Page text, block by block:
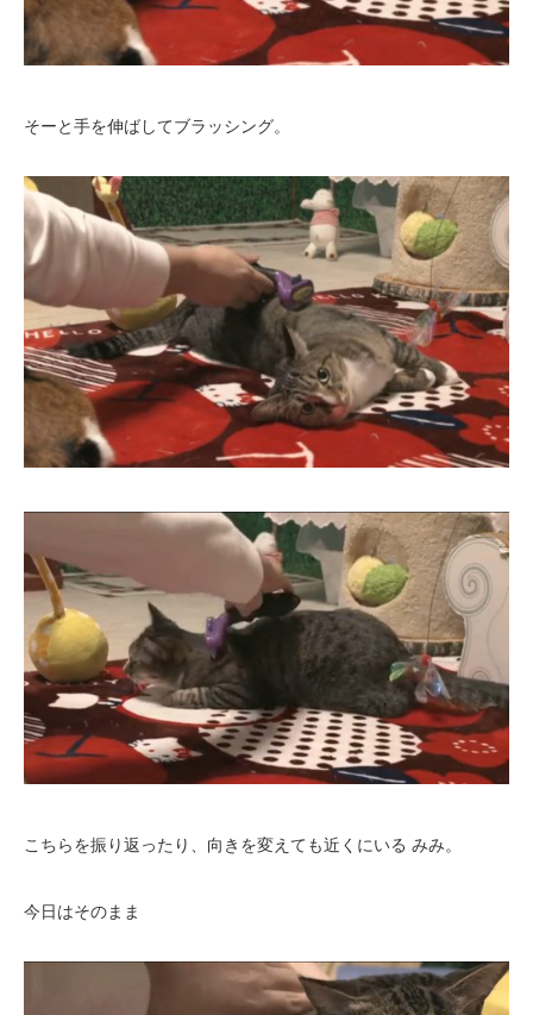
そーと手を伸ばしてブラッシング。
こちらを振り返ったり、向きを変えても近くにいる みみ。
今日はそのまま